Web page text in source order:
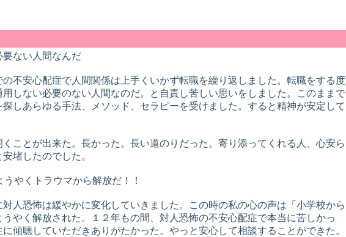
ない人間なんだ
不安心配症で人間関係は上手くいかず転職を繰り返しました。転職をする度
しない必要のない人間なのだ。と自責し苦しい思いをしました。このままで
しあらゆる手法、メソッド、セラピーを受けました。すると精神が安定して
くことが出来た。長かった。長い道のりだった。寄り添ってくれる人、心安ら
堵したのでした。
やくトラウマから解放だ！！
人恐怖は緩やかに変化していきました。この時の私の心の声は「小学校から
やく解放された。１２年もの間、対人恐怖の不安心配症で本当に苦しかっ
傾聴していただきありがたかった。やっと安心して相談することができた。